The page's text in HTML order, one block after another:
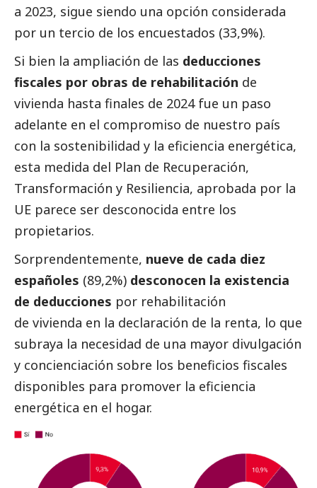
a 2023, sigue siendo una opción considerada
por un tercio de los encuestados (33,9%).
Si bien la ampliación de las deducciones
fiscales por obras de rehabilitación de
vivienda hasta finales de 2024 fue un paso
adelante en el compromiso de nuestro país
con la sostenibilidad y la eficiencia energética,
esta medida del Plan de Recuperación,
Transformación y Resiliencia, aprobada por la
UE parece ser desconocida entre los
propietarios.
Sorprendentemente, nueve de cada diez
españoles (89,2%) desconocen la existencia
de deducciones por rehabilitación
de vivienda en la declaración de la renta, lo que
subraya la necesidad de una mayor divulgación
y concienciación sobre los beneficios fiscales
disponibles para promover la eficiencia
energética en el hogar.